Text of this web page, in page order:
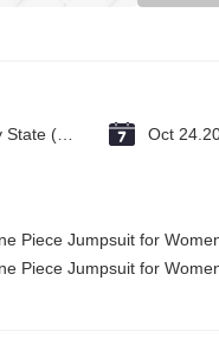
Oct
Piece Jumpsuit for
Piece Jumpsuit for